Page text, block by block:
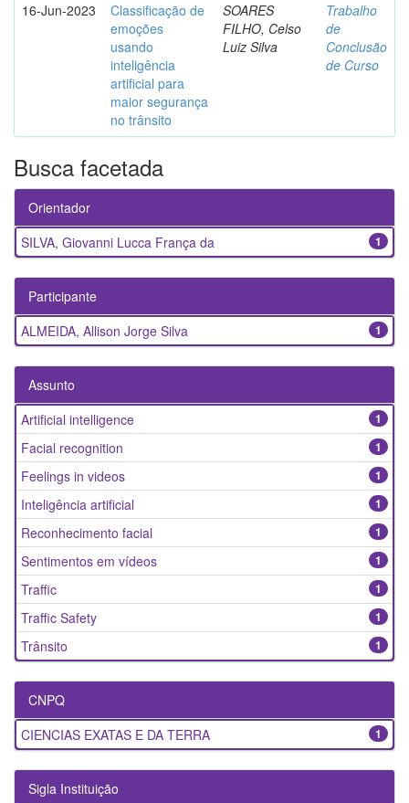
16-Jun-2023
Classificação de
emoções
usando
inteligência
artificial para
maior segurança
no trânsito
SOARES
FILHO, Celso
Luiz Silva
Trabalho
de
Conclusão
de Curso
Busca facetada
Orientador
1
SILVA, Giovanni Lucca França da
Participante
1
ALMEIDA, Allison Jorge Silva
Assunto
1
Artificial intelligence
1
Facial recognition
1
Feelings in videos
1
Inteligência artificial
1
Reconhecimento facial
1
Sentimentos em vídeos
1
Traffic
1
Traffic Safety
1
Trânsito
CNPQ
1
CIENCIAS EXATAS E DA TERRA
Sigla Instituição